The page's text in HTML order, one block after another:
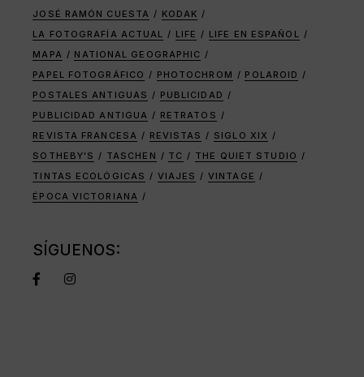
JOSÉ RAMÓN CUESTA
KODAK
LA FOTOGRAFÍA ACTUAL
LIFE
LIFE EN ESPAÑOL
MAPA
NATIONAL GEOGRAPHIC
PAPEL FOTOGRÁFICO
PHOTOCHROM
POLAROID
POSTALES ANTIGUAS
PUBLICIDAD
PUBLICIDAD ANTIGUA
RETRATOS
REVISTA FRANCESA
REVISTAS
SIGLO XIX
SOTHEBY'S
TASCHEN TC
THE QUIET STUDIO
TINTAS ECOLÓGICAS
VIAJES
VINTAGE
ÉPOCA VICTORIANA
SÍGUENOS: